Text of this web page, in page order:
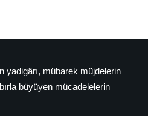
yadigârı, mübarek müjdelerin
büyüyen mücadelelerin